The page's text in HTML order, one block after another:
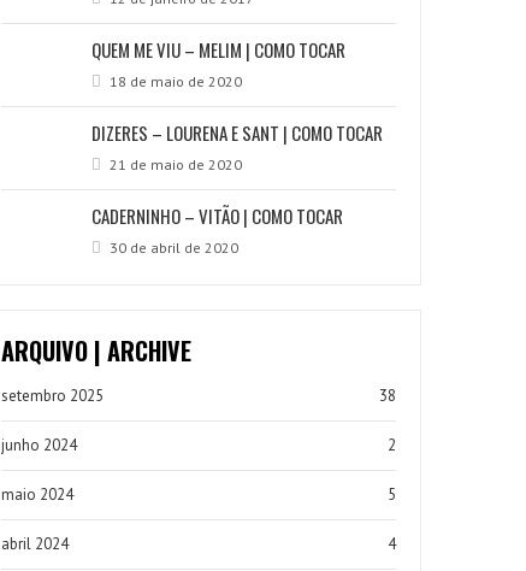
QUEM ME VIU – MELIM | COMO TOCAR
18 de maio de 2020
DIZERES – LOURENA E SANT | COMO TOCAR
21 de maio de 2020
CADERNINHO – VITÃO | COMO TOCAR
30 de abril de 2020
ARQUIVO | ARCHIVE
setembro 2025 38
junho 2024 2
maio 2024 5
abril 2024 4